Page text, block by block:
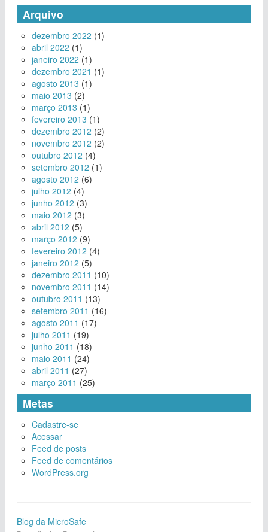
Arquivo
dezembro 2022 (1)
abril 2022 (1)
janeiro 2022 (1)
dezembro 2021 (1)
agosto 2013 (1)
maio 2013 (2)
março 2013 (1)
fevereiro 2013 (1)
dezembro 2012 (2)
novembro 2012 (2)
outubro 2012 (4)
setembro 2012 (1)
agosto 2012 (6)
julho 2012 (4)
junho 2012 (3)
maio 2012 (3)
abril 2012 (5)
março 2012 (9)
fevereiro 2012 (4)
janeiro 2012 (5)
dezembro 2011 (10)
novembro 2011 (14)
outubro 2011 (13)
setembro 2011 (16)
agosto 2011 (17)
julho 2011 (19)
junho 2011 (18)
maio 2011 (24)
abril 2011 (27)
março 2011 (25)
Metas
Cadastre-se
Acessar
Feed de posts
Feed de comentários
WordPress.org
Blog da MicroSafe